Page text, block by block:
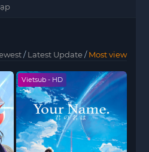
/Latest Update/Most view
Vietsub - HD